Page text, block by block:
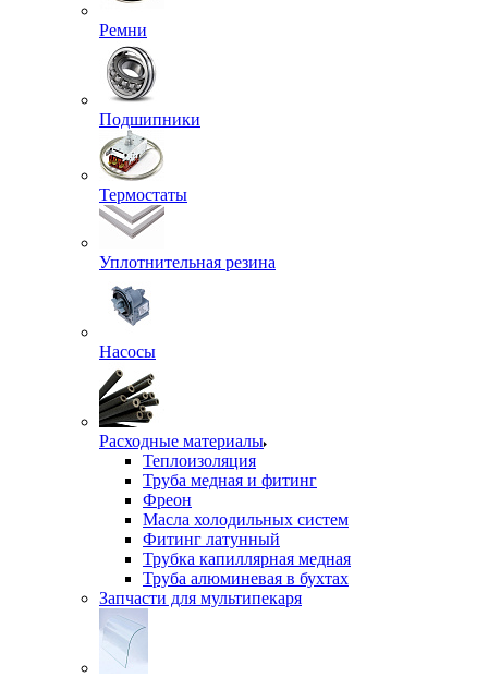
Ремни
Подшипники
Термостаты
Уплотнительная резина
Насосы
Расходные материалы
Теплоизоляция
Труба медная и фитинг
Фреон
Масла холодильных систем
Фитинг латунный
Трубка капиллярная медная
Труба алюминевая в бухтах
Запчасти для мультипекаря